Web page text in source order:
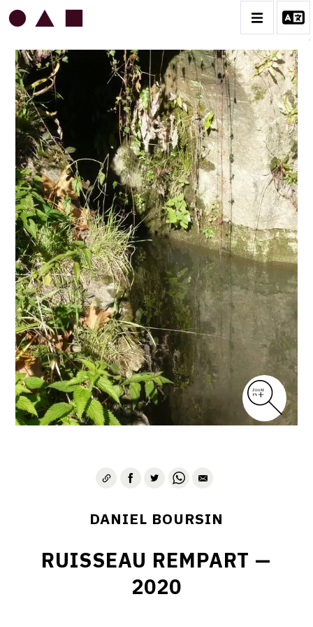
DANIEL BOURSIN
BIOGRAPHIE
CATALOGUE DES OEUVRES
1 DESSINS ET LAVIS SUR PAPIER
2 ART DIGITAL & JOURNAL PHOTOGRAPHIQUE
3 CÉRAMIQUE & OBJETS
4 ARCHIVES
CONTACT
DANIEL BOURSIN
RUISSEAU REMPART —
2020